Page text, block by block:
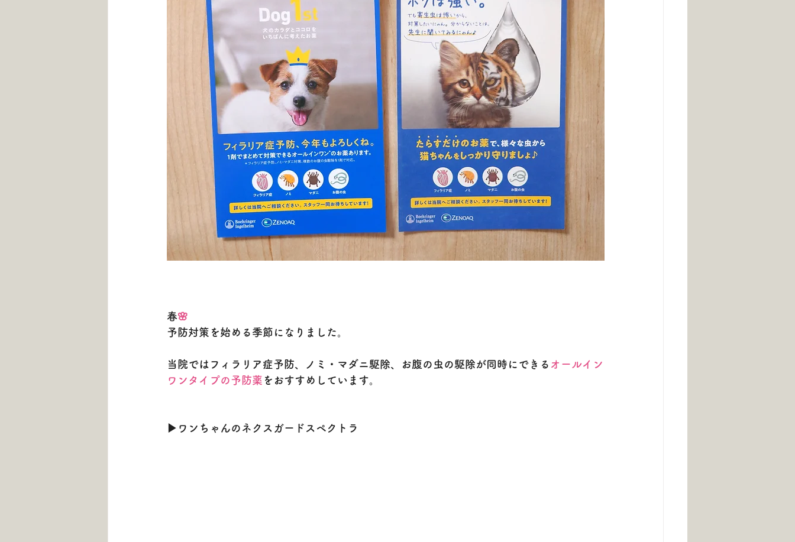
春🌸
予防対策を始める季節になりました。
当院ではフィラリア症予防、ノミ・マダニ駆除、お腹の虫の駆除が同時にできる オールイン
ワンタイプの予防薬 をおすすめしています。
▶ ワンちゃんのネクスガードスペクトラ